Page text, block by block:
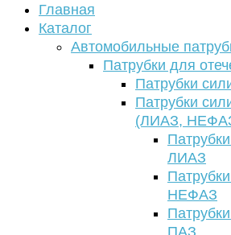
Главная
Каталог
Автомобильные
Патрубки для
Патрубки
Патрубки
(ЛИАЗ,
ЛИАЗ
НЕФАЗ
ПАЗ